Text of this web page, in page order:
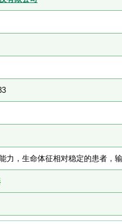
力，生命体征相对稳定的患者，